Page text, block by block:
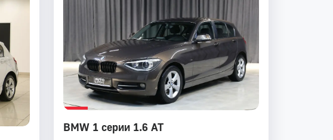
BMW 1 серии 1.6 AT